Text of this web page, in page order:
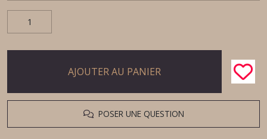
AJOUTER AU PANIER
POSER UNE QUESTION